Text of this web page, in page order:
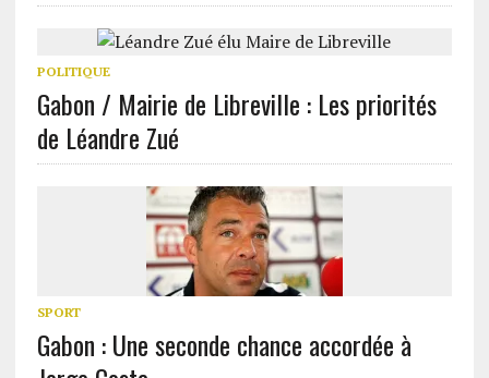
POLITIQUE
Gabon / Mairie de Libreville : Les priorités
de Léandre Zué
SPORT
Gabon : Une seconde chance accordée à